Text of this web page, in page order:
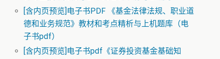
[含内页预览]电子书PDF 《基金法律法规、职业道
德和业务规范》教材和考点精析与上机题库（电
子书pdf）
[含内页预览]电子书pdf《证券投资基金基础知